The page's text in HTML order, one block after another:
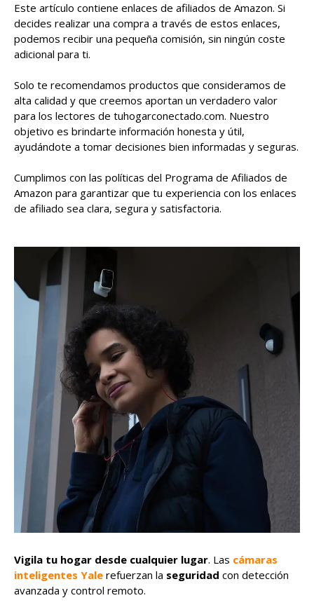
Este artículo contiene enlaces de afiliados de Amazon. Si
decides realizar una compra a través de estos enlaces,
podemos recibir una pequeña comisión, sin ningún coste
adicional para ti.
Solo te recomendamos productos que consideramos de
alta calidad y que creemos aportan un verdadero valor
para los lectores de tuhogarconectado.com. Nuestro
objetivo es brindarte información honesta y útil,
ayudándote a tomar decisiones bien informadas y seguras.
Cumplimos con las políticas del Programa de Afiliados de
Amazon para garantizar que tu experiencia con los enlaces
de afiliado sea clara, segura y satisfactoria.
Vigila tu hogar desde cualquier lugar. Las cámaras
inteligentes Yale refuerzan la seguridad con detección
avanzada y control remoto.